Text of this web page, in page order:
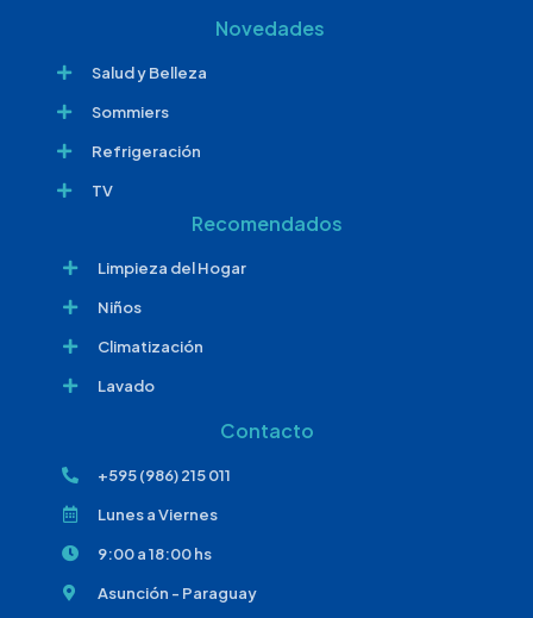
Novedades
Salud y Belleza
Sommiers
Refrigeración
TV
Recomendados
Limpieza del Hogar
Niños
Climatización
Lavado
Contacto
+595 (986) 215 011
Lunes a Viernes
9:00 a 18:00 hs
Asunción - Paraguay